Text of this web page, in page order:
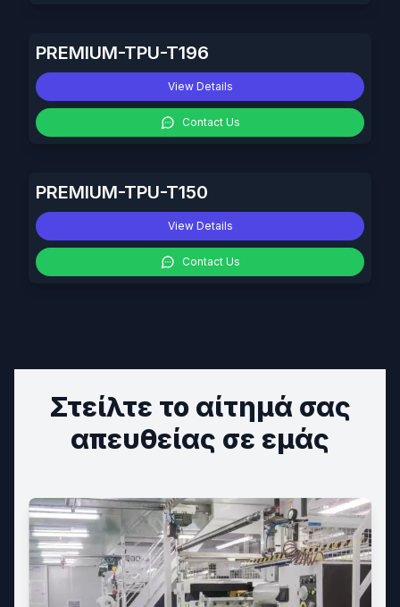
PREMIUM-TPU-T196
View Details
Contact Us
PREMIUM-TPU-T150
View Details
Contact Us
Στείλτε το αίτημά σας
απευθείας σε εμάς